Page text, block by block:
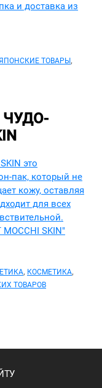
и доставка из
ТОВАРЫ ,
ЧУДО-
это
пак, который не
кожу, оставляя
для всех
SKIN"
, КОСМЕТИКА,
ТОВАРОВ